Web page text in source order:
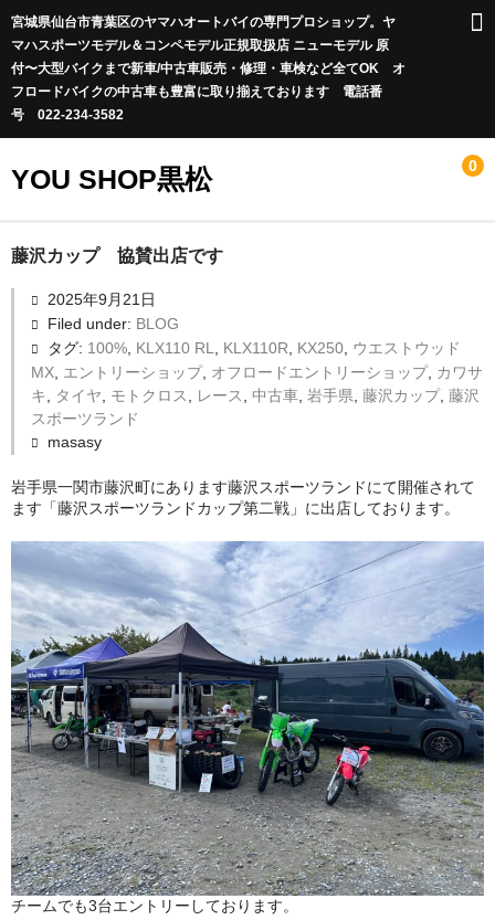
宮城県仙台市青葉区のヤマハオートバイの専門プロショップ。ヤ
マハスポーツモデル＆コンペモデル正規取扱店 ニューモデル 原
付〜大型バイクまで新車/中古車販売・修理・車検など全てOK オ
フロードバイクの中古車も豊富に取り揃えております 電話番
号 022-234-3582
YOU SHOP黒松 0
Infomation
休業日のお知らせ
店長blog
新車情報
お店に在庫があるのですぐに納車が可能な車両
カワサキオフロードエントリーショップ
輸入車「RIEJU」リエフ
ASIAN輸入車
教習車両の製作
PAS【電動自転車】
YPJシリーズ
中古車情報
修理・車検
部品・用品
藤沢カップ 協賛出店です
2025年9月21日
Filed under: BLOG
タグ: 100%, KLX110 RL KLX110R KX250, ウエストウッド
MX, エントリーショップ, オフロードエントリーショップ, カワサ
キ
タイヤ モトクロス レース 中古車, 岩手県 藤沢カップ, 藤沢
スポーツランド
masasy
岩手県一関市藤沢町にあります藤沢スポーツランドにて開催されて
ます「藤沢スポーツランドカップ第二戦」に出店しております。
チームでも3台エントリーしております。